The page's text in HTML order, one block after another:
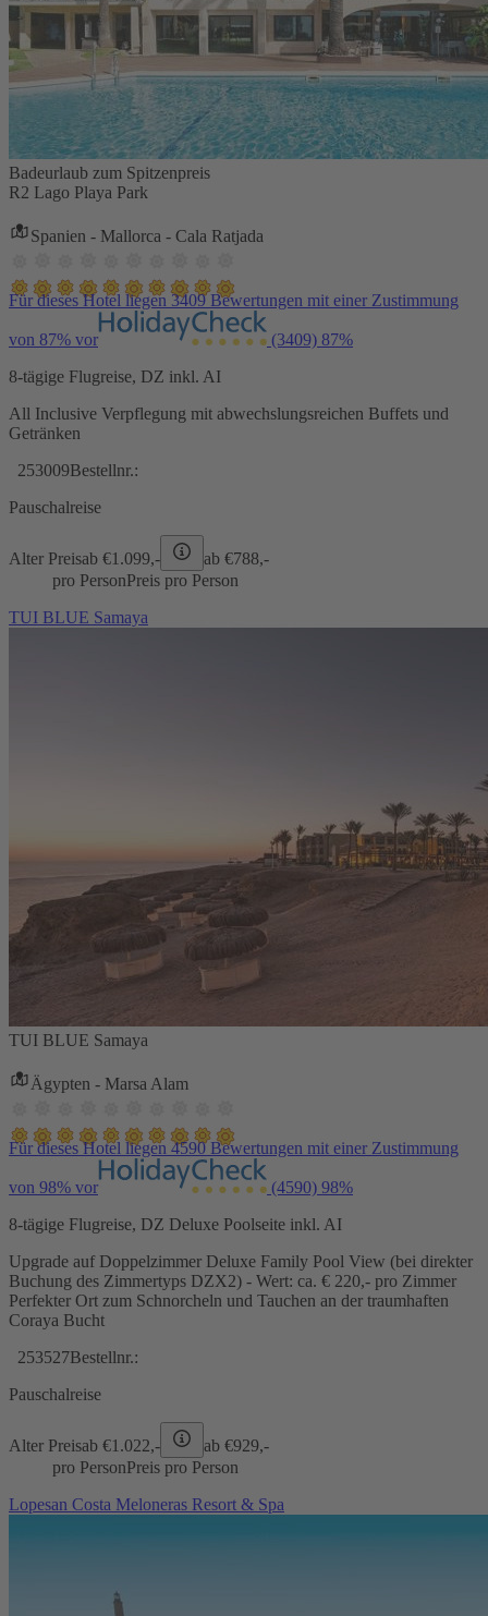
Badeurlaub zum Spitzenpreis
R2 Lago Playa Park
Spanien - Mallorca - Cala Ratjada
Für dieses Hotel liegen 3409 Bewertungen mit einer Zustimmung
von 87% vor (3409) 87%
8-tägige Flugreise, DZ inkl. AI
All Inclusive Verpflegung mit abwechslungsreichen Buffets und
Getränken
253009Bestellnr.:
Pauschalreise
Alter Preisab €1.099,- ab €788,-
pro PersonPreis pro Person
TUI BLUE Samaya
TUI BLUE Samaya
Ägypten - Marsa Alam
Für dieses Hotel liegen 4590 Bewertungen mit einer Zustimmung
von 98% vor (4590) 98%
8-tägige Flugreise, DZ Deluxe Poolseite inkl. AI
Upgrade auf Doppelzimmer Deluxe Family Pool View (bei direkter
Buchung des Zimmertyps DZX2) - Wert: ca. € 220,- pro Zimmer
Perfekter Ort zum Schnorcheln und Tauchen an der traumhaften
Coraya Bucht
253527Bestellnr.:
Pauschalreise
Alter Preisab €1.022,- ab €929,-
pro PersonPreis pro Person
Lopesan Costa Meloneras Resort & Spa